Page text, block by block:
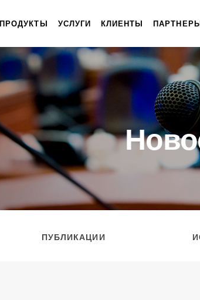
ПРОДУКТЫ УСЛУГИ КЛИЕНТЫ ПАРТНЕРЫ
ПУБЛИКАЦИИ